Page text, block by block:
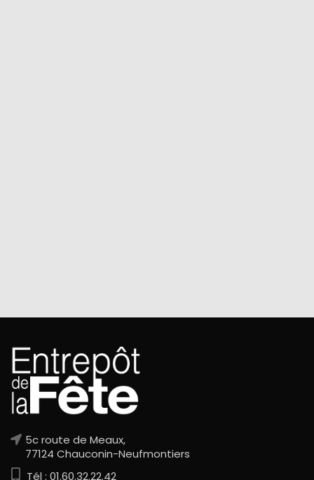
5c route de Meaux,
77124 Chauconin-Neufmontiers
Tél : 01.60.32.22.42